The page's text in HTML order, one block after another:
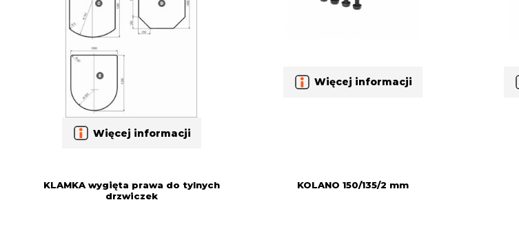
Więcej informacji
Więcej informacji
KLAMKA wygięta prawa do tylnych
drzwiczek
KOLANO 150/135/2 mm